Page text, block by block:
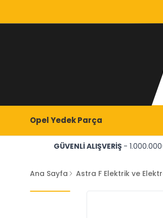
Opel Yedek Parça
GÜVENLİ ALIŞVERİŞ -
Ana Sayfa Astra F Elektrik ve